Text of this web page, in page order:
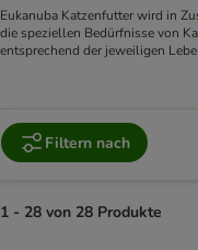
Eukanuba Katzenfutter wird in
die speziellen Bedürfnisse von
entsprechend der jeweiligen
Filtern nach
1 - 28 von 28 Produkte